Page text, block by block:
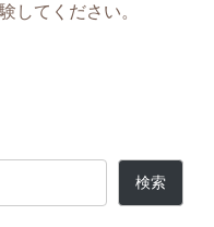
してください。
検索